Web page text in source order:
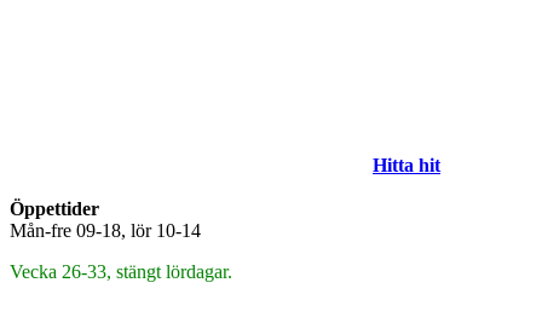
Hitta hit
Öppettider
Mån-fre 09-18, lör 10-14
Vecka 26-33, stängt lördagar.